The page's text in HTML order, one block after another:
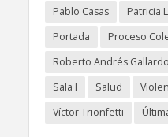
Pablo Casas
Patricia
Portada
Proceso
Roberto Andrés Gallardo
Sala I
Salud
Víctor Trionfetti